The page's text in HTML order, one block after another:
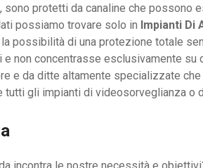
, sono protetti da canaline che possono
possiamo trovare solo in Impianti Di
possibilità di una protezione totale
non concentrasse esclusivamente su
da ditte altamente specializzate
gli impianti di videosorveglianza o